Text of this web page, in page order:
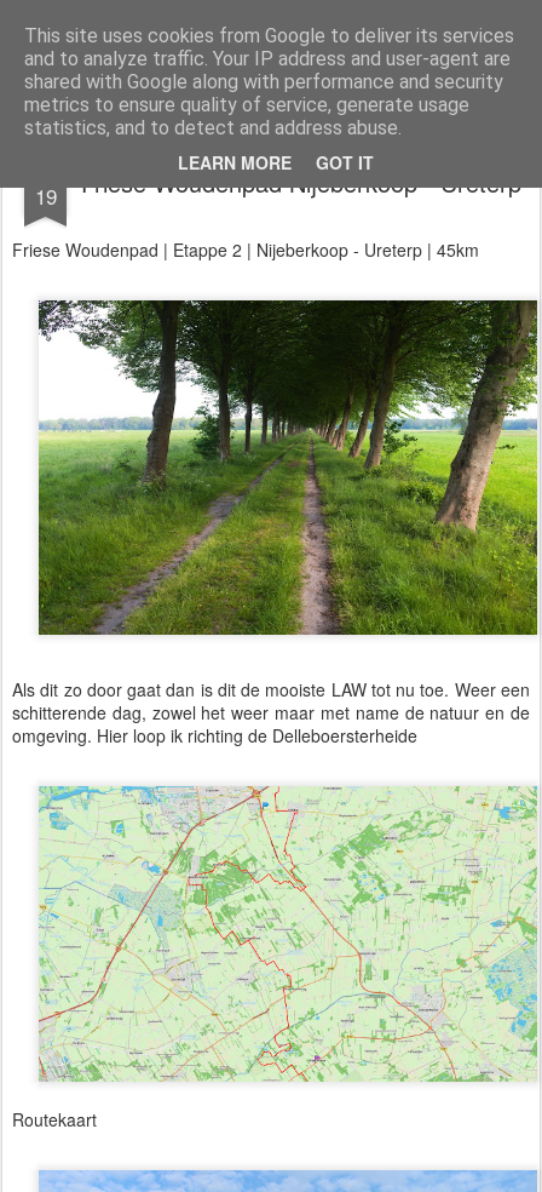
This site uses cookies from Google to deliver its services
and to analyze traffic. Your IP address and user-agent are
shared with Google along with performance and security
metrics to ensure quality of service, generate usage
statistics, and to detect and address abuse.
LEARN MORE GOT IT
Aan de wind een wandelblog
Kaart Dagtochten LAW's Buitenland E2 E9 GR12
19 Friese Woudenpad Nijeberkoop - Ureterp
Friese Woudenpad | Etappe 2 | Nijeberkoop - Ureterp | 45km
Als dit zo door gaat dan is dit de mooiste LAW tot nu toe. Weer een
schitterende dag, zowel het weer maar met name de natuur en de
omgeving. Hier loop ik richting de Delleboersterheide
Routekaart